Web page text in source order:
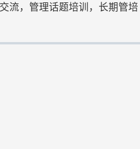
流，管理话题培训，长期管培